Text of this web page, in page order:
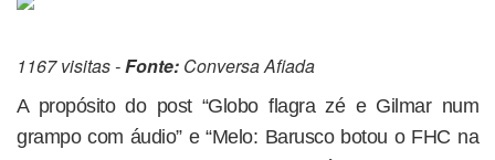
1167 visitas -Fonte: Conversa Afiada
A propósito do post “Globo flagra zé e Gilmar num
grampo com áudio” e “Melo: Barusco botou o FHC na